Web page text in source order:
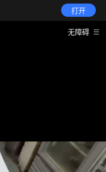
打开
无障碍